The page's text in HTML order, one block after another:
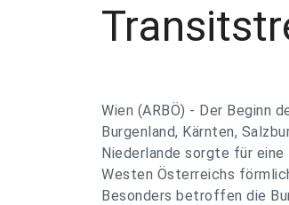
Wien (ARBÖ) - Der Beginn
Burgenland, Kärnten,
Niederlande sorgte für
Westen Österreichs
Besonders betroffen die